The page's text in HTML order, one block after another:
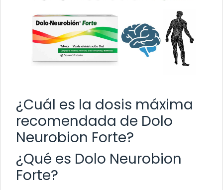
¿Cuál es la dosis máxima
recomendada de Dolo
Neurobion Forte?
¿Qué es Dolo Neurobion
Forte?